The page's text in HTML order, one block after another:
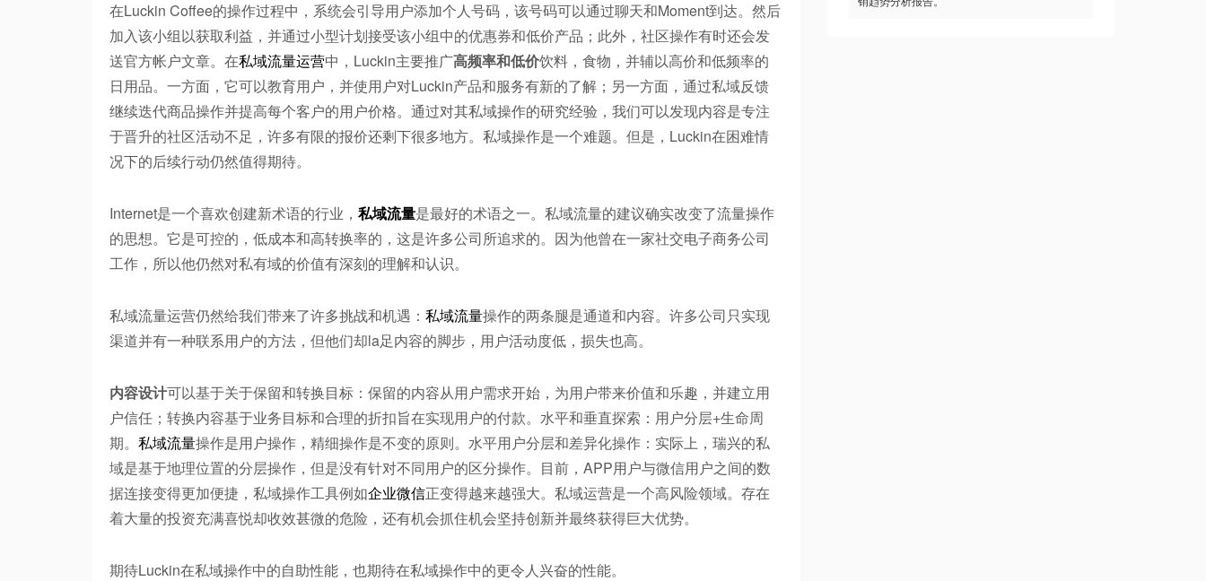
在Luckin Coffee的操作过程中，系统会引导用户添加个人号码，该号码可以通过聊天和Moment到达。然后
加入该小组以获取利益，并通过小型计划接受该小组中的优惠券和低价产品；此外，社区操作有时还会发
送官方帐户文章。在私域流量运营中，Luckin主要推广高频率和低价饮料，食物，并辅以高价和低频率的
日用品。一方面，它可以教育用户，并使用户对Luckin产品和服务有新的了解；另一方面，通过私域反馈
继续迭代商品操作并提高每个客户的用户价格。通过对其私域操作的研究经验，我们可以发现内容是专注
于晋升的社区活动不足，许多有限的报价还剩下很多地方。私域操作是一个难题。但是，Luckin在困难情
况下的后续行动仍然值得期待。
Internet是一个喜欢创建新术语的行业， 私域流量是最好的术语之一。私域流量的建议确实改变了流量操作
的思想。它是可控的，低成本和高转换率的，这是许多公司所追求的。因为他曾在一家社交电子商务公司
工作，所以他仍然对私有域的价值有深刻的理解和认识。
私域流量运营仍然给我们带来了许多挑战和机遇： 私域流量操作的两条腿是通道和内容。许多公司只实现
渠道并有一种联系用户的方法，但他们却la足内容的脚步，用户活动度低，损失也高。
内容设计可以基于关于保留和转换目标：保留的内容从用户需求开始，为用户带来价值和乐趣，并建立用
户信任；转换内容基于业务目标和合理的折扣旨在实现用户的付款。水平和垂直探索：用户分层+生命周
期。 私域流量操作是用户操作，精细操作是不变的原则。水平用户分层和差异化操作：实际上，瑞兴的私
域是基于地理位置的分层操作，但是没有针对不同用户的区分操作。目前，APP用户与微信用户之间的数
据连接变得更加便捷，私域操作工具例如企业微信正变得越来越强大。私域运营是一个高风险领域。存在
着大量的投资充满喜悦却收效甚微的危险，还有机会抓住机会坚持创新并最终获得巨大优势。
期待Luckin在私域操作中的自助性能，也期待在私域操作中的更令人兴奋的性能。